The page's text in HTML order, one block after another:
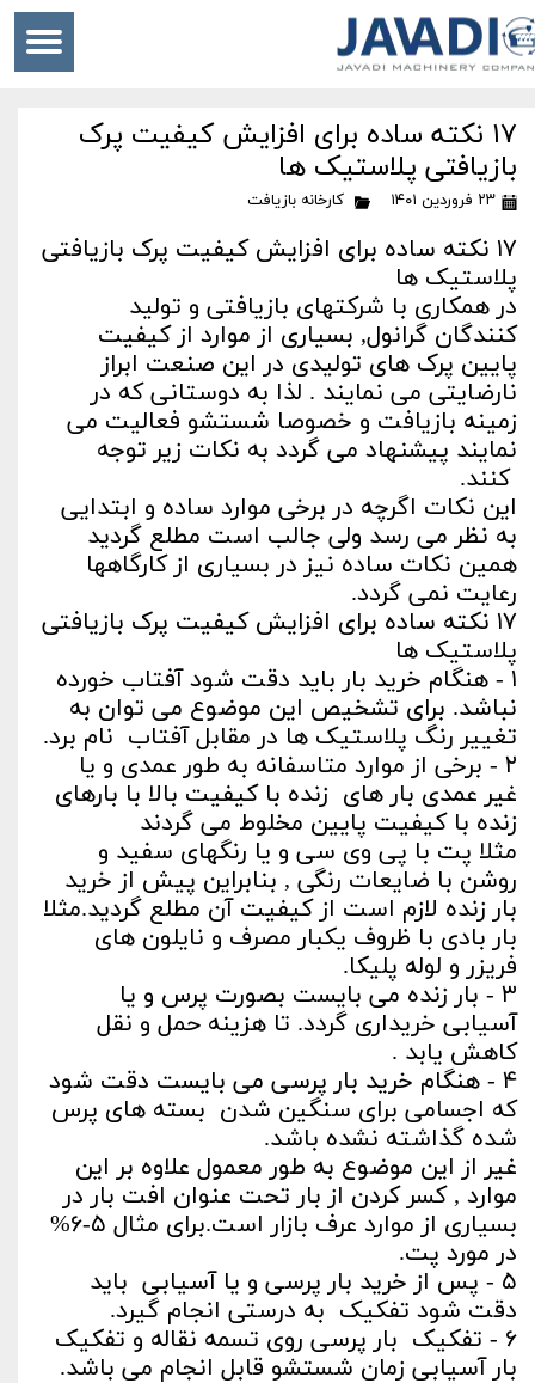
۱۷ نکته ساده برای افزایش کیفیت پرک
بازیافتی پلاستیک ها
۲۳ فروردین ۱۴۰۱ کارخانه بازیافت
۱۷ نکته ساده برای افزایش کیفیت پرک بازیافتی
پلاستیک ها
در همکاری با شرکتهای بازیافتی و تولید
کنندگان گرانول, بسیاری از موارد از کیفیت
پایین پرک های تولیدی در این صنعت ابراز
نارضایتی می نمایند . لذا به دوستانی که در
زمینه بازیافت و خصوصا شستشو فعالیت می
نمایند پیشنهاد می گردد به نکات زیر توجه
کنند.
این نکات اگرچه در برخی موارد ساده و ابتدایی
به نظر می رسد ولی جالب است مطلع گردید
همین نکات ساده نیز در بسیاری از کارگاهها
رعایت نمی گردد.
۱۷ نکته ساده برای افزایش کیفیت پرک بازیافتی
پلاستیک ها
۱ - هنگام خرید بار باید دقت شود آفتاب خورده
نباشد. برای تشخیص این موضوع می توان به
تغییر رنگ پلاستیک ها در مقابل آفتاب نام برد.
۲ - برخی از موارد متاسفانه به طور عمدی و یا
غیر عمدی بار های زنده با کیفیت بالا با بارهای
زنده با کیفیت پایین مخلوط می گردند
مثلا پت با پی وی سی و یا رنگهای سفید و
روشن با ضایعات رنگی , بنابراین پیش از خرید
بار زنده لازم است از کیفیت آن مطلع گردید.مثلا
بار بادی با ظروف یکبار مصرف و نایلون های
فریزر و لوله پلیکا.
۳ - بار زنده می بایست بصورت پرس و یا
آسیابی خریداری گردد. تا هزینه حمل و نقل
کاهش یابد .
۴ - هنگام خرید بار پرسی می بایست دقت شود
که اجسامی برای سنگین شدن بسته های پرس
شده گذاشته نشده باشد.
غیر از این موضوع به طور معمول علاوه بر این
موارد , کسر کردن از بار تحت عنوان افت بار در
بسیاری از موارد عرف بازار است.برای مثال ۵-۶%
در مورد پت.
۵ - پس از خرید بار پرسی و یا آسیابی باید
دقت شود تفکیک به درستی انجام گیرد.
۶ - تفکیک بار پرسی روی تسمه نقاله و تفکیک
بار آسیابی زمان شستشو قابل انجام می باشد.